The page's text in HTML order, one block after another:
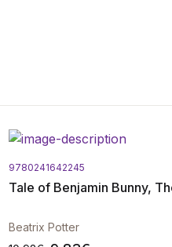
9780241642245
Tale of Benjamin Bunny,
Beatrix Potter